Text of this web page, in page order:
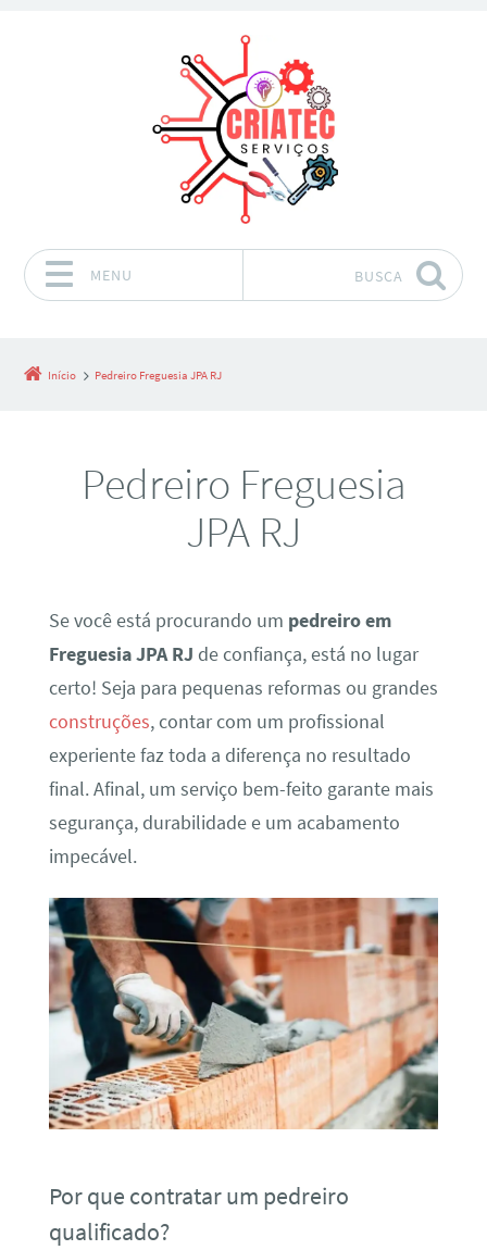
MENU BUSCA
Início Pedreiro Freguesia JPA RJ
Pedreiro Freguesia
JPA RJ
Se você está procurando um pedreiro em
Freguesia JPA RJ de confiança, está no lugar
certo! Seja para pequenas reformas ou grandes
construções, contar com um profissional
experiente faz toda a diferença no resultado
final. Afinal, um serviço bem-feito garante mais
segurança, durabilidade e um acabamento
impecável.
Por que contratar um pedreiro
qualificado?